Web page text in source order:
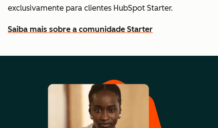
exclusivamente para clientes HubSpot Starter.
Saiba mais sobre a comunidade Starter